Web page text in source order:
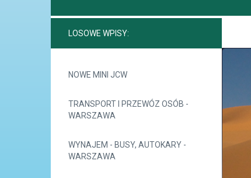
LOSOWE WPISY:
NOWE MINI JCW
TRANSPORT I PRZEWÓZ OSÓB -
WARSZAWA
WYNAJEM - BUSY, AUTOKARY -
WARSZAWA